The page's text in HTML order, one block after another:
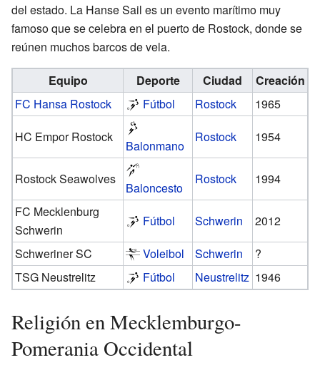
del estado. La Hanse Sail es un evento marítimo muy
famoso que se celebra en el puerto de Rostock, donde se
reúnen muchos barcos de vela.
Equipo Deporte Ciudad
Creación
FC Hansa Rostock
Fútbol Rostock
1965
HC Empor Rostock
Balonmano
Rostock 1954
Rostock Seawolves
Baloncesto
Rostock
1994
FC Mecklenburg
Schwerin
Fútbol Schwerin
2012
Schweriner SC
Voleibol Schwerin
?
TSG Neustrelitz
Fútbol Neustrelitz 1946
Religión en Mecklemburgo-
Pomerania Occidental